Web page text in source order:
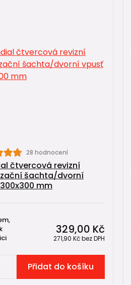
28 hodnocení
čtvercová revizní
šachta/dvorní
mm
329,00 Kč
271,90 Kčbez DPH
Přidat do košíku